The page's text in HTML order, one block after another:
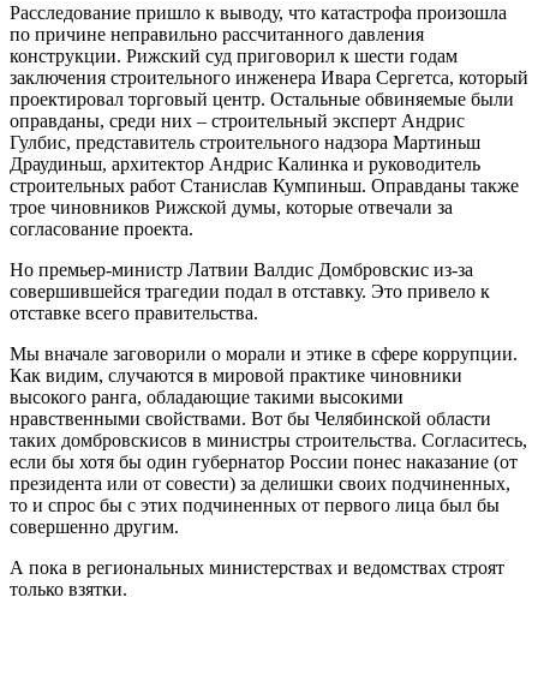
Расследование пришло к выводу, что катастрофа произошла
по причине неправильно рассчитанного давления
конструкции. Рижский суд приговорил к шести годам
заключения строительного инженера Ивара Сергетса, который
проектировал торговый центр. Остальные обвиняемые были
оправданы, среди них – строительный эксперт Андрис
Гулбис, представитель строительного надзора Мартиньш
Драудиньш, архитектор Андрис Калинка и руководитель
строительных работ Станислав Кумпиньш. Оправданы также
трое чиновников Рижской думы, которые отвечали за
согласование проекта.
Но премьер-министр Латвии Валдис Домбровскис из-за
совершившейся трагедии подал в отставку. Это привело к
отставке всего правительства.
Мы вначале заговорили о морали и этике в сфере коррупции.
Как видим, случаются в мировой практике чиновники
высокого ранга, обладающие такими высокими
нравственными свойствами. Вот бы Челябинской области
таких домбровскисов в министры строительства. Согласитесь,
если бы хотя бы один губернатор России понес наказание (от
президента или от совести) за делишки своих подчиненных,
то и спрос бы с этих подчиненных от первого лица был бы
совершенно другим.
А пока в региональных министерствах и ведомствах строят
только взятки.